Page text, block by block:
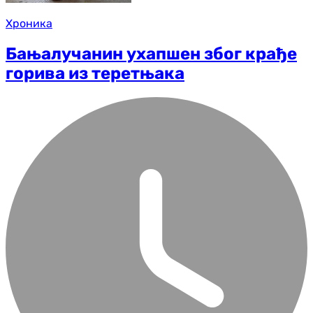
Хроника
Бањалучанин ухапшен због крађе
горива из теретњака